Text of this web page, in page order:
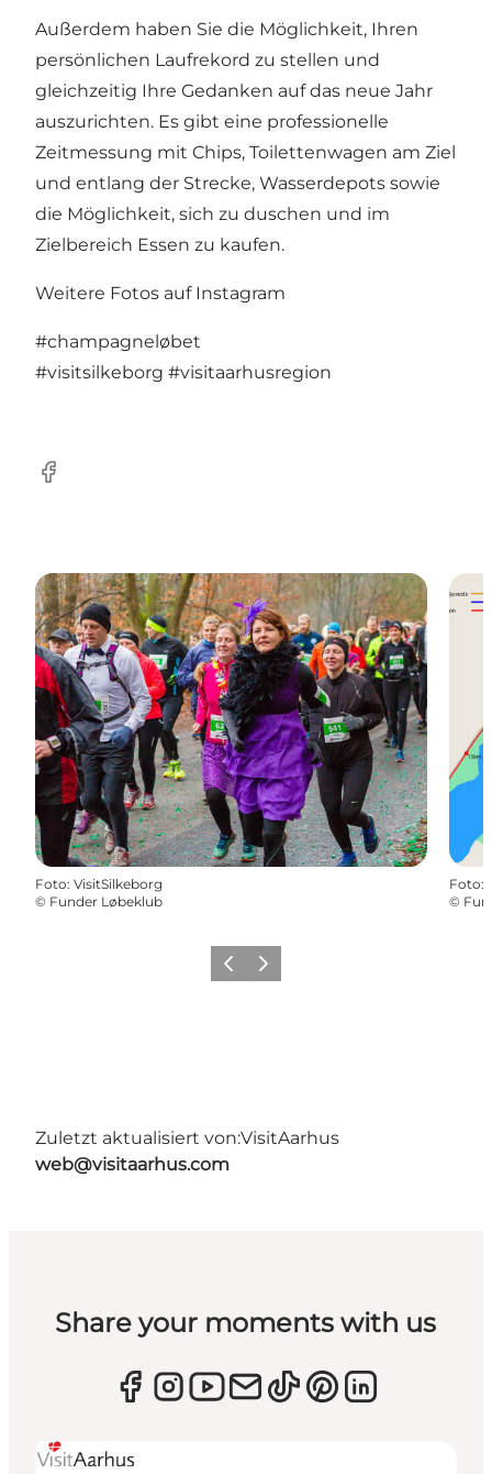
Außerdem haben Sie die Möglichkeit, Ihren
persönlichen Laufrekord zu stellen und
gleichzeitig Ihre Gedanken auf das neue Jahr
auszurichten. Es gibt eine professionelle
Zeitmessung mit Chips, Toilettenwagen am Ziel
und entlang der Strecke, Wasserdepots sowie
die Möglichkeit, sich zu duschen und im
Zielbereich Essen zu kaufen.
Weitere Fotos auf Instagram
#champagneløbet
#visitsilkeborg #visitaarhusregion
Facebook
Foto: VisitSilkeborg
© Funder Løbeklub
Foto:
©
ZurückWeiter
Zuletzt aktualisiert von:VisitAarhus
web@visitaarhus.com
Share your moments with us